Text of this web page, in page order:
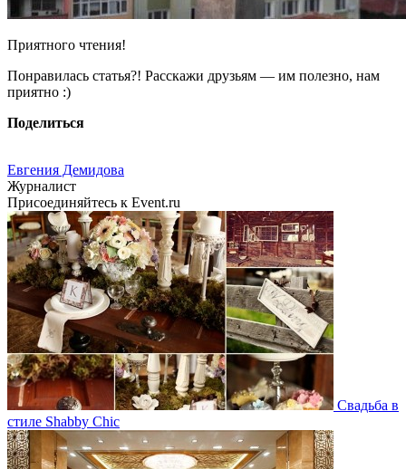
Приятного чтения!
Понравилась статья?! Расскажи друзьям — им полезно, нам
приятно :)
Поделиться
Евгения Демидова
Журналист
Присоединяйтесь к Event.ru
Свадьба в
стиле Shabby Chic